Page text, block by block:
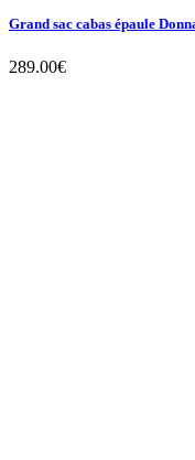
Grand sac cabas épaule
289.00€